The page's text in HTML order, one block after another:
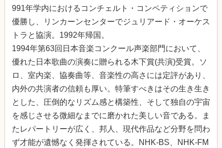
991年学内におけるコンチェルト・コンペティションで
優勝し、リンカーンセンターでジュリアード・オーケス
トラと協演。1992年帰国。
1994年第63回日本音楽コンクール声楽部門において、
優れた日本歌曲の演奏に贈られる木下賞(共演)受賞。ソ
ロ、室内楽、協奏曲等、音楽性の高さには定評があり、
内外の共演者の信頼も厚い。特筆すべきはその生き生き
とした、圧倒的なリズム感と構築性、そして独自の宇宙
を感じさせる微細なまでに磨かれた美しい音である。ま
たレパートリーが広く、邦人、現代作品など分野を問わ
ず才能が遺憾なく発揮されている。NHK-BS、NHK-FM